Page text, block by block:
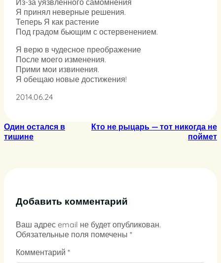
Из-за уязвленного самомнения
Я принял неверные решения.
Теперь Я как растение
Под градом бьющим с остервенением.
Я верю в чудесное преображение
После моего изменения.
Прими мои извинения.
Я обещаю новые достижения!
2014.06.24
Один остался в
тишине
Кто не рыцарь — тот никогда не
поймет
Добавить комментарий
Ваш адрес email не будет опубликован.
Обязательные поля помечены *
Комментарий *